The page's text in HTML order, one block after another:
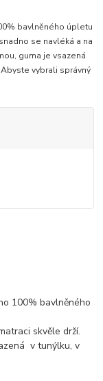
bavlněného úpletu
se navléká a na
guma je vsazená
vybrali správný
100% bavlněného
skvěle drží.
v tunýlku, v